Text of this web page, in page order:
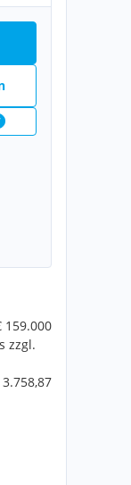
159.000
zzgl.